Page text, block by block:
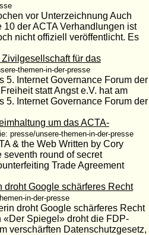
vor Unterzeichnung Auch
der ACTA Verhandlungen ist
nicht offiziell veröffentlicht. Es
für das
themen-in-der-presse
5. Internet Governance Forum der
statt Angst e.V. hat am
5. Internet Governance Forum der
um das ACTA-
presse/unsere-themen-in-der-presse
& the Web Written by Cory
seventh round of secret
Trade Agreement
Google schärferes Recht
in-der-presse
droht Google schärferes Recht
Spiegel» droht die FDP-
verschärften Datenschutzgesetz,